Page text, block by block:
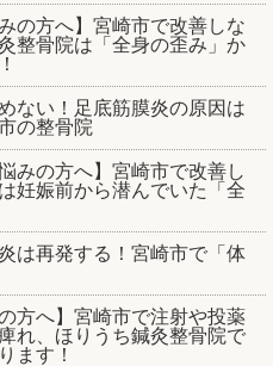
の方へ】宮崎市で改善しな
整骨院は「全身の歪み」か
ない！足底筋膜炎の原因は
の整骨院
みの方へ】宮崎市で改善し
妊娠前から潜んでいた「全
は再発する！宮崎市で「体
方へ】宮崎市で注射や投薬
れ、ほりうち鍼灸整骨院で
ます！